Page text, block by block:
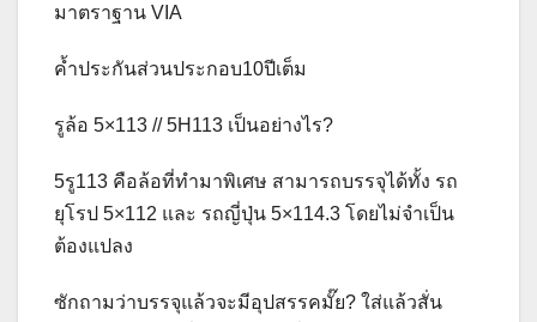
มาตราฐาน VIA
ค้ำประกันส่วนประกอบ10ปีเต็ม
รูล้อ 5×113 // 5H113 เป็นอย่างไร?
5รู113 คือล้อที่ทำมาพิเศษ สามารถบรรจุได้ทั้ง รถ
ยุโรป 5×112 และ รถญี่ปุ่น 5×114.3 โดยไม่จำเป็น
ต้องแปลง
ซักถามว่าบรรจุแล้วจะมีอุปสรรคมั๊ย? ใส่แล้วสั่น